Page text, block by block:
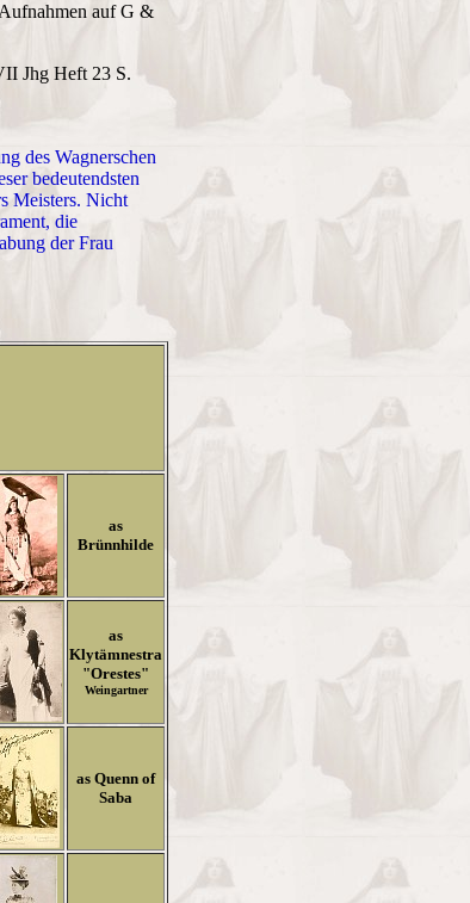
auf G &
Jhg Heft 23 S.
des Wagnerschen
bedeutendsten
Meisters. Nicht
die
der Frau
as
Brünnhilde
as
Klytämnestra
"Orestes"
Weingartner
as Quenn of
Saba